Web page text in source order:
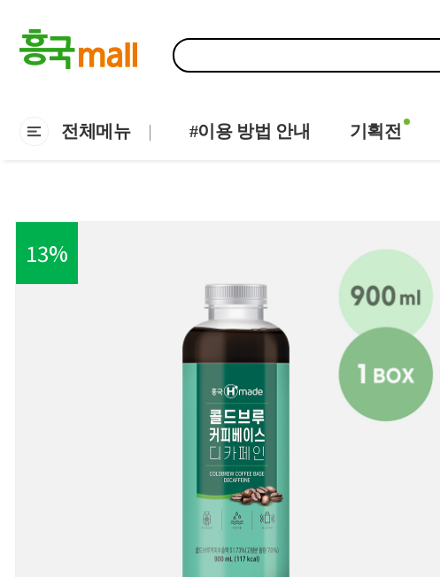
전체메뉴 #이용 방법 안내 기획전
13%